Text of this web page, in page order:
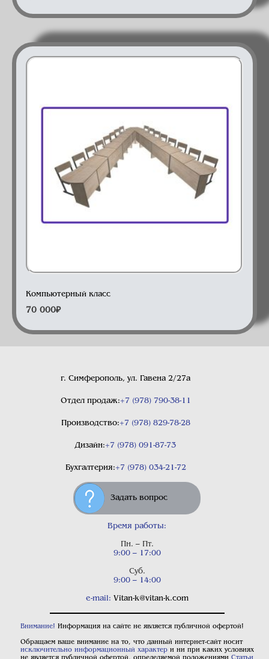
Компьютерный класс
70 000₽
г. Симферополь, ул. Гавена 2/27а
Отдел продаж:+7 (978) 790-38-11
Производство:+7 (978) 829-78-28
Дизайн:+7 (978) 091-87-73
Бухгалтерия:+7 (978) 034-21-72
Задать вопрос
Время работы:
Пн. – Пт.
9:00 – 17:00
Суб.
9:00 – 14:00
e-mail: Vitan-k@vitan-k.com
Внимание! Информация на сайте не является публичной офертой!
Обращаем ваше внимание на то, что данный интернет-сайт носит
исключительно информационный характери ни при каких условиях